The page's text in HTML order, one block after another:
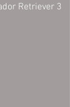
Retriever 3